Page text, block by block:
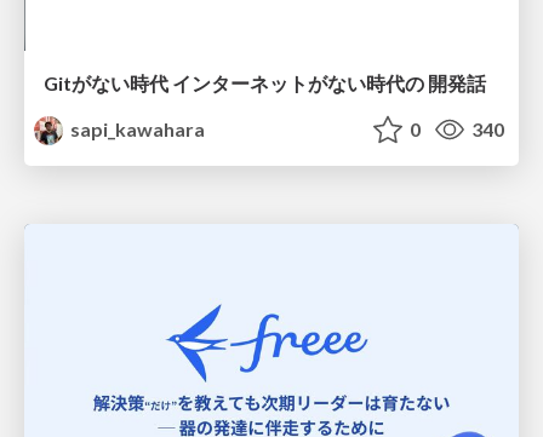
Gitがない時代 インターネットがない時代の 開発話
sapi_kawahara
0 340